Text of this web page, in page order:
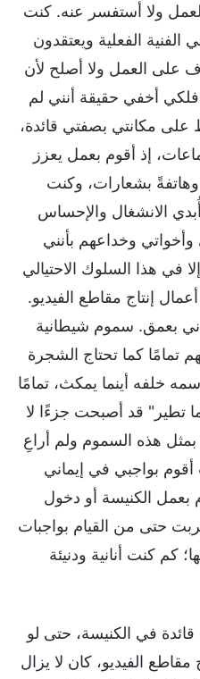
ولا أستفسر عنه. كنت
الفعلية ويعتقدون
على العمل ولا أصلح لأن
أخفي حقيقة أنني لم
مكانتي بصفتي قائدة،
إذ أقوم بعمل يعزز
بشعارات، وكنت
الانشغال والإحساس
وخداعهم بأنني
في هذا السلوك الاحتيالي
إنتاج مقاطع الفيديو.
بعمق. سموم شيطانية
تمامًا كما تحتاج الشجرة
خلفه أينما يمكث، تمامًا
تطير" قد أصبحت جزءًا لا
هذه السموم ولم أراعِ
أقوم بواجبي في إيماني
بعمل الكنيسة أو دخول
حتى من القيام بواجبات
كم كنت أنانية ودنيئة
في الكنيسة، حتى لو
الفيديو، كان لا يزال